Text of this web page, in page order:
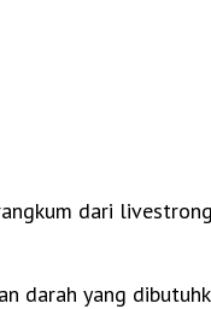
dari
darah yang